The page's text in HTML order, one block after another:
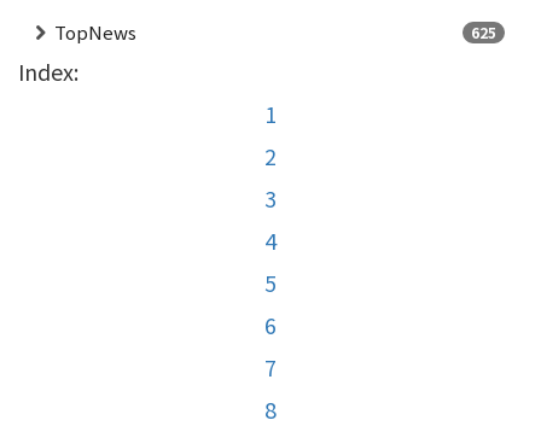
TopNews 625
Index:
1
2
3
4
5
6
7
8